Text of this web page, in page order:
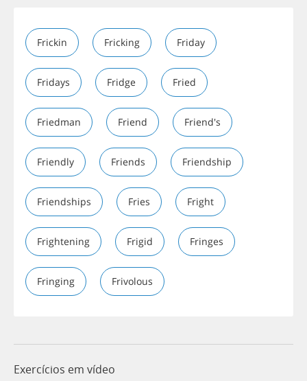
Frickin Fricking Friday
Fridays Fridge Fried
Friedman Friend Friend's
Friendly Friends Friendship
Friendships Fries Fright
Frightening Frigid Fringes
Fringing Frivolous
Exercícios em vídeo